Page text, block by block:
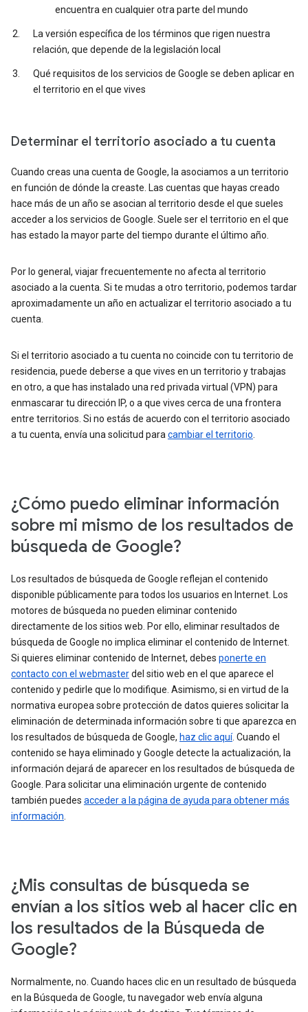
encuentra en cualquier otra parte del mundo
La versión específica de los términos que rigen nuestra
relación, que depende de la legislación local
Qué requisitos de los servicios de Google se deben aplicar en
el territorio en el que vives
Determinar el territorio asociado a tu cuenta
Cuando creas una cuenta de Google, la asociamos a un territorio
en función de dónde la creaste. Las cuentas que hayas creado
hace más de un año se asocian al territorio desde el que sueles
acceder a los servicios de Google. Suele ser el territorio en el que
has estado la mayor parte del tiempo durante el último año.
Por lo general, viajar frecuentemente no afecta al territorio
asociado a la cuenta. Si te mudas a otro territorio, podemos tardar
aproximadamente un año en actualizar el territorio asociado a tu
cuenta.
Si el territorio asociado a tu cuenta no coincide con tu territorio de
residencia, puede deberse a que vives en un territorio y trabajas
en otro, a que has instalado una red privada virtual (VPN) para
enmascarar tu dirección IP, o a que vives cerca de una frontera
entre territorios. Si no estás de acuerdo con el territorio asociado
a tu cuenta, envía una solicitud para cambiar el territorio
¿Cómo puedo eliminar información
sobre mi mismo de los resultados de
búsqueda de Google?
Los resultados de búsqueda de Google reflejan el contenido
disponible públicamente para todos los usuarios en Internet. Los
motores de búsqueda no pueden eliminar contenido
directamente de los sitios web. Por ello, eliminar resultados de
búsqueda de Google no implica eliminar el contenido de Internet.
Si quieres eliminar contenido de Internet, debes ponerte en
contacto con el webmasterdel sitio web en el que aparece el
contenido y pedirle que lo modifique. Asimismo, si en virtud de la
normativa europea sobre protección de datos quieres solicitar la
eliminación de determinada información sobre ti que aparezca en
los resultados de búsqueda de Google, haz clic aquí. Cuando el
contenido se haya eliminado y Google detecte la actualización, la
información dejará de aparecer en los resultados de búsqueda de
Google. Para solicitar una eliminación urgente de contenido
también puedes acceder a la página de ayuda para obtener más
información
¿Mis consultas de búsqueda se
envían a los sitios web al hacer clic en
los resultados de la Búsqueda de
Google?
Normalmente, no. Cuando haces clic en un resultado de búsqueda
en la Búsqueda de Google, tu navegador web envía alguna